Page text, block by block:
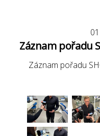
01
Záznam pořadu
Záznam pořadu